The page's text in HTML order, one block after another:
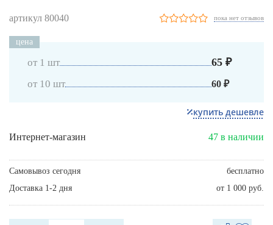
артикул 80040 пока нет отзывов
цена
от 1 шт 65 ₽
от 10 шт 60 ₽
купить дешевле
Интернет-магазин 47 в наличии
Самовывоз сегодня
бесплатно
Доставка 1-2 дня
от 1 000 руб.